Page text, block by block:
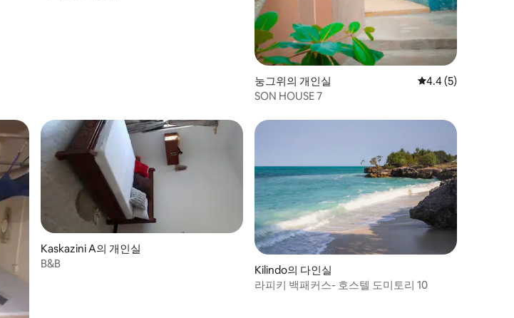
눙그위의 개인실 평점 4.4점(5점 만점
4.4 (5)
SON HOUSE 7
Kaskazini A의 개인실
B&B
Kilindo의 다인실
라피키 백패커스- 호스텔 도미토리 10